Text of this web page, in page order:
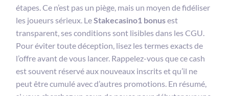
étapes. Ce n’est pas un piège, mais un moyen de fidéliser
les joueurs sérieux. LeStakecasino1 bonusest
transparent, ses conditions sont lisibles dans les CGU.
Pour éviter toute déception, lisez les termes exacts de
l’offre avant de vous lancer. Rappelez-vous que ce cash
est souvent réservé aux nouveaux inscrits et qu’il ne
peut être cumulé avec d’autres promotions. En résumé,